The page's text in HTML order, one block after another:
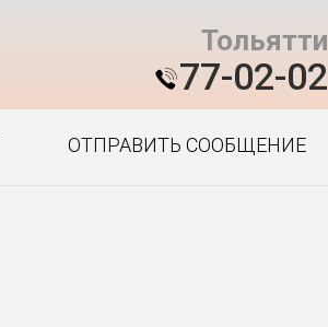
Тольятти
77-02-02
ОТПРАВИТЬ СООБЩЕНИЕ